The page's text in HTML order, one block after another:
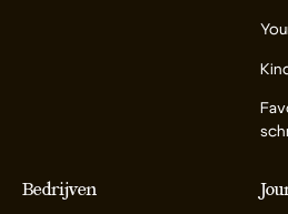
Bedrijven